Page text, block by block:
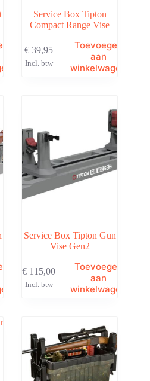
Service Box Tipton
Compact Range Vise
€ 39,95
Incl. btw
Toevoegen
aan
winkelwagen
Service Box Tipton Gun
Vise Gen2
€ 115,00
Incl. btw
Toevoegen
aan
winkelwagen